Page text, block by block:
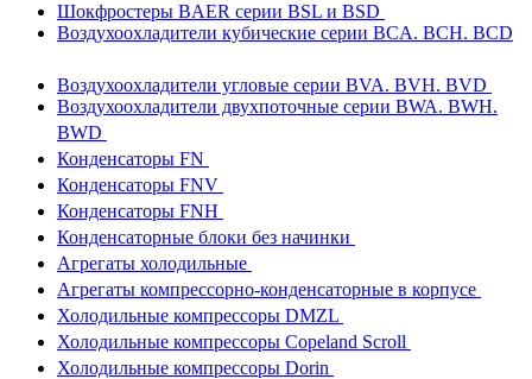
Шокфростеры BAER серии BSL и BSD
Воздухоохладители кубические серии BCA. BCH. BCD
Воздухоохладители угловые серии BVA. BVH. BVD
Воздухоохладители двухпоточные серии BWA. BWH.
BWD
Конденсаторы FN
Конденсаторы FNV
Конденсаторы FNH
Конденсаторные блоки без начинки
Агрегаты холодильные
Агрегаты компрессорно-конденсаторные в корпусе
Холодильные компрессоры DMZL
Холодильные компрессоры Copeland Scroll
Холодильные компрессоры Dorin